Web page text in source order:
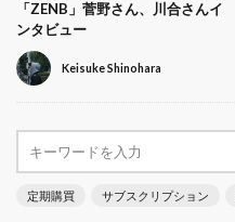
「ZENB」菅野さん、川合さんイ
ンタビュー
Keisuke Shinohara
定期購買 サブスクリプション